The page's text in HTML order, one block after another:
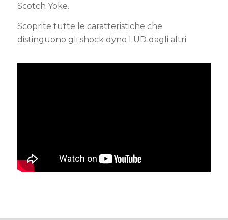
Scotch Yoke.
Scoprite tutte le caratteristiche che
distinguono gli shock dyno LUD dagli altri.